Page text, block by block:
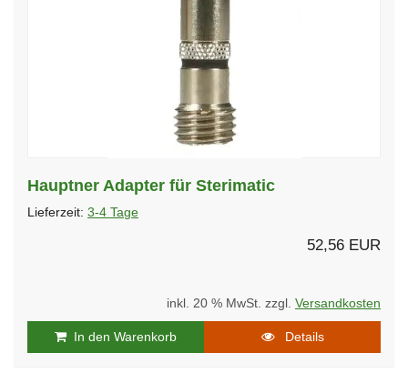
Hauptner Adapter für Sterimatic
Lieferzeit: 3-4 Tage
52,56 EUR
inkl. 20 % MwSt. zzgl. Versandkosten
In den Warenkorb Details